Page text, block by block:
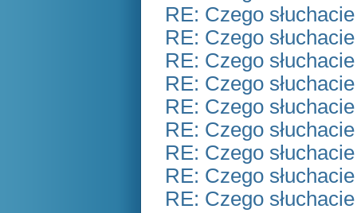
RE: Czego
RE: Czego
RE: Czego
RE: Czego
RE: Czego
RE: Czego
RE: Czego
RE: Czego
RE: Czego